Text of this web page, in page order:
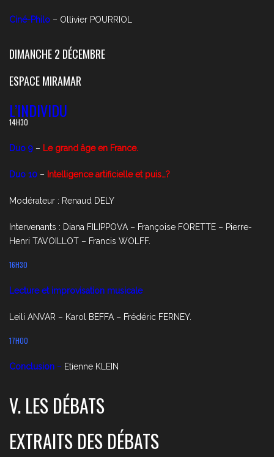
Ciné-Philo – Ollivier POURRIOL
DIMANCHE 2 DÉCEMBRE
ESPACE MIRAMAR
L’INDIVIDU
14H30
Duo 9 – Le grand âge en France.
Duo 10 – Intelligence artificielle et puis…?
Modérateur : Renaud DELY
Intervenants : Diana FILIPPOVA – Françoise FORETTE – Pierre-
Henri TAVOILLOT – Francis WOLFF.
16H30
Lecture et improvisation musicale
Leili ANVAR – Karol BEFFA – Frédéric FERNEY.
17H00
Conclusion – Etienne KLEIN
V. LES DÉBATS
EXTRAITS DES DÉBATS